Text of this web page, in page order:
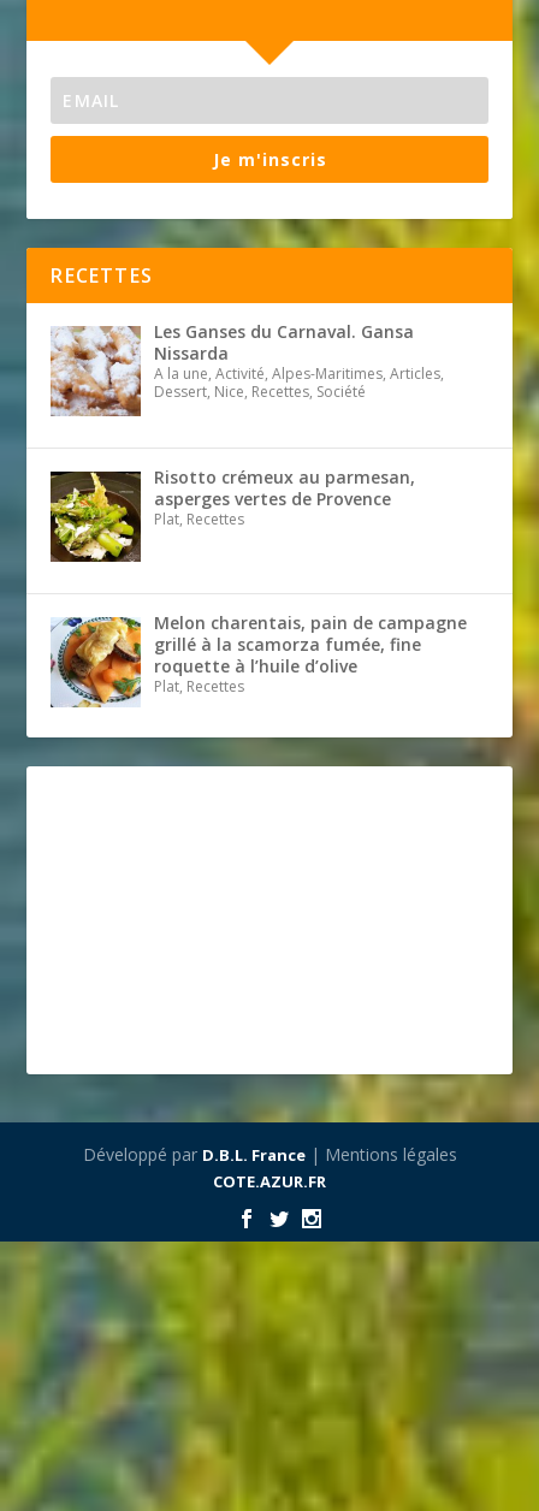
Je m'inscris
RECETTES
Les Ganses du Carnaval. Gansa
Nissarda
A la une, Activité, Alpes-Maritimes, Articles,
Dessert, Nice, Recettes, Société
Risotto crémeux au parmesan,
asperges vertes de Provence
Plat, Recettes
Melon charentais, pain de campagne
grillé à la scamorza fumée, fine
roquette à l’huile d’olive
Plat, Recettes
Développé par D.B.L. France| Mentions légales
COTE.AZUR.FR